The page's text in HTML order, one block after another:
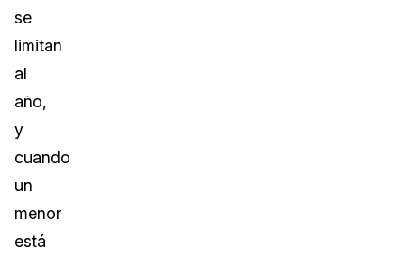
se
limitan
al
año,
y
cuando
un
menor
está